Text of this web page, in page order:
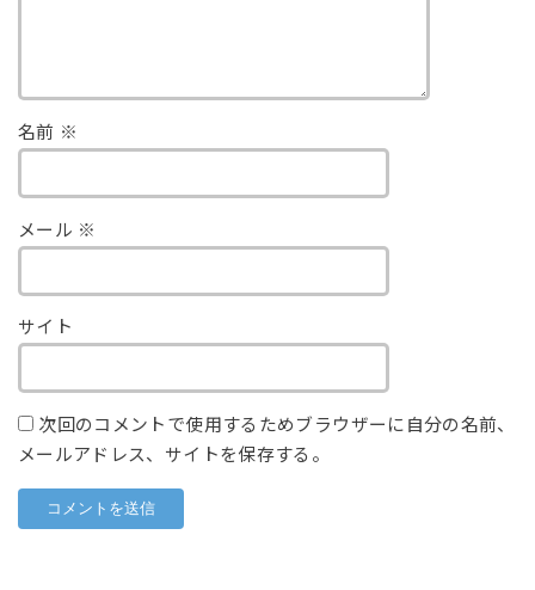
名前 ※
メール ※
サイト
次回のコメントで使用するためブラウザーに自分の名前、
メールアドレス、サイトを保存する。